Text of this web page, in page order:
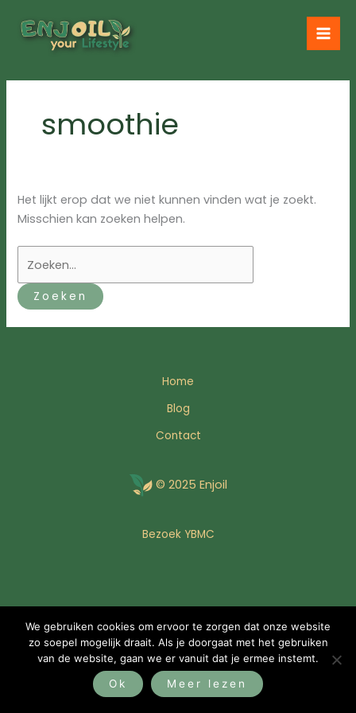
naar
smoothie
Het lijkt erop dat we niet kunnen vinden wat je zoekt.
Misschien kan zoeken helpen.
naar:
Home
Blog
Contact
© 2025 Enjoil
Bezoek YBMC
We gebruiken cookies om ervoor te zorgen dat onze website
zo soepel mogelijk draait. Als je doorgaat met het gebruiken
van de website, gaan we er vanuit dat je ermee instemt.
Ok
Meer lezen